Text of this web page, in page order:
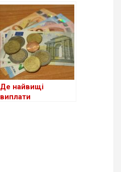
біженців із України
станом на сьогодні
Де найвищі
виплати